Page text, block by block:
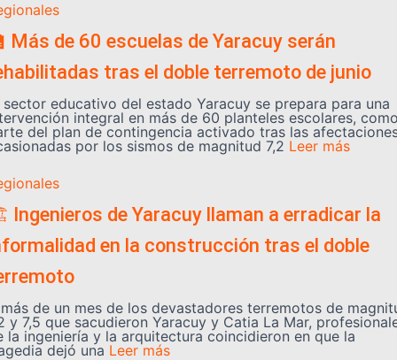
Más de 60 escuelas de Yaracuy serán
tras el doble terremoto de junio
sector educativo del estado Yaracuy se prepara para una
integral en más de 60 planteles escolares,
del plan de contingencia activado tras las
por los sismos de magnitud 7,2 Leer más
de Yaracuy llaman a erradicar la
en la construcción tras el doble
de un mes de los devastadores terremotos de
y 7,5 que sacudieron Yaracuy y Catia La Mar,
la ingeniería y la arquitectura coincidieron en que la
dejó una Leer más